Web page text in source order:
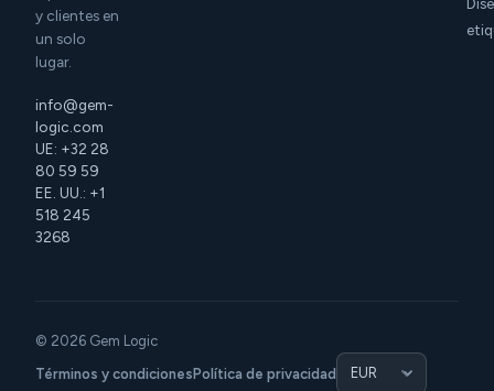
y clientes en
un solo
lugar.
info@gem-
logic.com
UE: +32 28
80 59 59
EE. UU.: +1
518 245
3268
© 2026 Gem Logic
Términos y condicionesPolítica de privacidad